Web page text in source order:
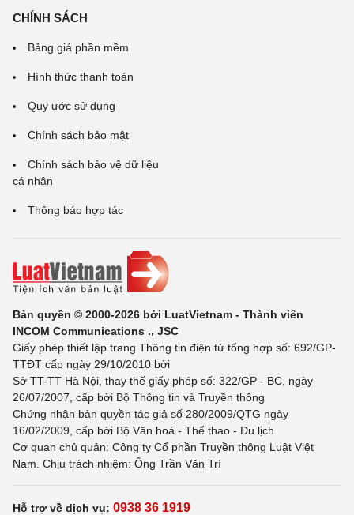
CHÍNH SÁCH
Bảng giá phần mềm
Hình thức thanh toán
Quy ước sử dụng
Chính sách bảo mật
Chính sách bảo vệ dữ liệu
cá nhân
Thông báo hợp tác
Bản quyền © 2000-2026 bởi LuatVietnam - Thành viên
INCOM Communications ., JSC
Giấy phép thiết lập trang Thông tin điện tử tổng hợp số: 692/GP-
TTĐT cấp ngày 29/10/2010 bởi
Sở TT-TT Hà Nội, thay thế giấy phép số: 322/GP - BC, ngày
26/07/2007, cấp bởi Bộ Thông tin và Truyền thông
Chứng nhận bản quyền tác giả số 280/2009/QTG ngày
16/02/2009, cấp bởi Bộ Văn hoá - Thể thao - Du lịch
Cơ quan chủ quản: Công ty Cổ phần Truyền thông Luật Việt
Nam. Chịu trách nhiệm: Ông Trần Văn Trí
Hỗ trợ về dịch vụ: 0938 36 1919